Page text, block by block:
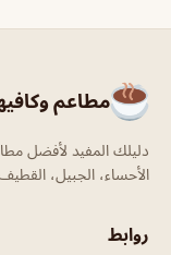
مطاعم
دليلك المفيد لأفضل
الأحساء، الجبيل،
روابط